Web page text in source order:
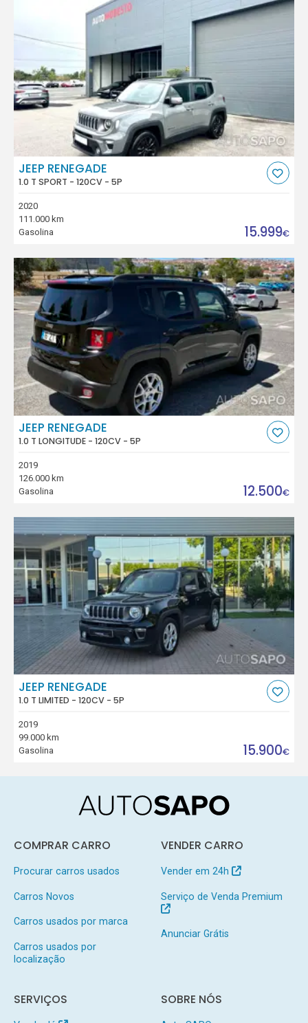
JEEP RENEGADE
1.0 T SPORT - 120CV - 5P
2020
111.000 km
Gasolina
15.999€
JEEP RENEGADE
1.0 T LONGITUDE - 120CV - 5P
2019
126.000 km
Gasolina
12.500€
JEEP RENEGADE
1.0 T LIMITED - 120CV - 5P
2019
99.000 km
Gasolina
15.900€
COMPRAR CARRO
Procurar carros usados
Carros Novos
Carros usados por marca
Carros usados por
localização
VENDER CARRO
Vender em 24h
Serviço de Venda Premium
Anunciar Grátis
SERVIÇOS SOBRE NÓS